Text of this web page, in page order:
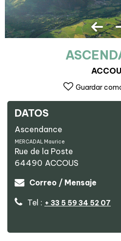
Guardar
DATOS
Ascendance
MERCADAL Maurice
Rue de la Poste
64490 ACCOUS
Correo / Mensaje
Tel : + 33 5 59 34 52 07